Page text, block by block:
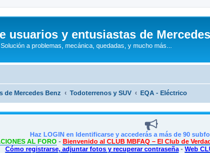
usuarios y entusiastas de
a problemas, mecánica, quedadas, y mucho más...
de Mercedes Benz Todoterrenos y SUV EQA - Eléctrico
Haz LOGIN en Identificarse y accederás a más de 90
AL FORO - Bienvenido al CLUB MBFAQ – El Club de
Cómo registrarse, adjuntar fotos y recuperar contraseña- Web